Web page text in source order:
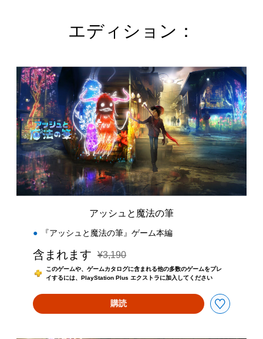
エディション：
ア
ッ
シ
ュ
と
魔
法
の
アッシュと魔法の筆
『アッシュと魔法の筆』ゲーム本編
含まれます 通常価格¥3,190より値引き
¥3,190
このゲームや、ゲームカタログに含まれる他の多数のゲームをプレ
イするには、PlayStation Plus エクストラに加入してください
購読